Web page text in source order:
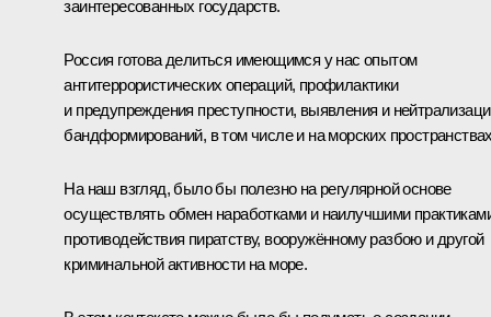
заинтересованных государств.
Россия готова делиться имеющимся у нас опытом
антитеррористических операций, профилактики
и предупреждения преступности, выявления и
бандформирований, в том числе и на морских
На наш взгляд, было бы полезно на регулярной основе
осуществлять обмен наработками и наилучшими
противодействия пиратству, вооружённому разбою и другой
криминальной активности на море.